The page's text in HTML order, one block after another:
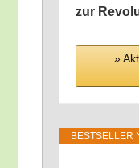
zur
»
BEST­SEL­LER